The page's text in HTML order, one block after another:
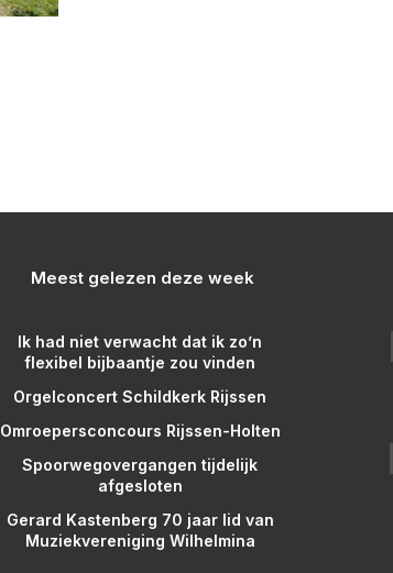
Meest gelezen deze week
Ik had niet verwacht dat ik zo’n
flexibel bijbaantje zou vinden
Orgelconcert Schildkerk Rijssen
Omroepersconcours Rijssen-Holten
Spoorwegovergangen tijdelijk
afgesloten
Gerard Kastenberg 70 jaar lid van
Muziekvereniging Wilhelmina